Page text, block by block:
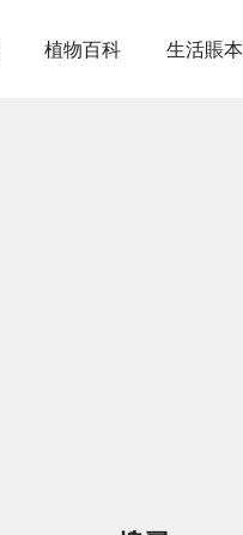
植物百科 生活賬本